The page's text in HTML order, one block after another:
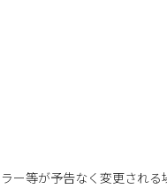
ー等が予告なく変更される